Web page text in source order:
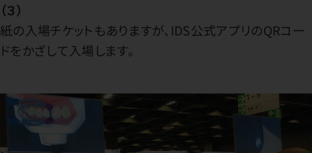
（３）
紙の入場チケットもありますが、IDS公式アプリのQRコー
ドをかざして入場します。